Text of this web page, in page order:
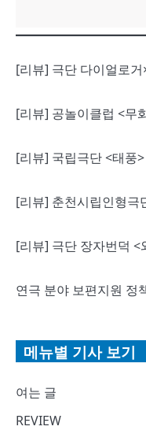
[리뷰] 극단 다이얼로
[리뷰] 공놀이클럽 <무
[리뷰] 국립극단 <태풍>
[리뷰] 춘천시립인형극
[리뷰] 극단 장자번덕
연극 분야 보편지원 정
메뉴별 기사 보기
여는 글
REVIEW